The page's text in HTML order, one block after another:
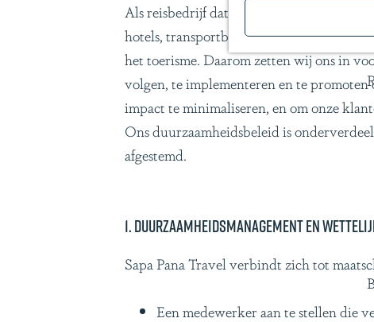
Als reisbedrijf dat zich bezighoudt met
hotels, transportbedrijven, restaurants
het toerisme. Daarom zetten wij ons in
volgen, te implementeren en te
impact te minimaliseren, en om onze
Ons duurzaamheidsbeleid is
afgestemd.
1. Duurzaamheidsmanagement en
Sapa Pana Travel verbindt zich tot
Een medewerker aan te stellen die